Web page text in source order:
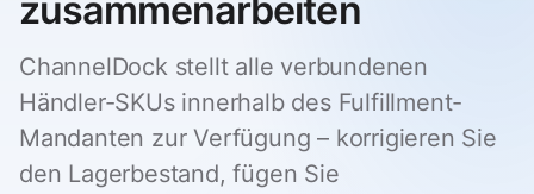
zusammenarbeiten
ChannelDock stellt alle verbundenen
Händler-SKUs innerhalb des Fulfillment-
Mandanten zur Verfügung – korrigieren Sie
den Lagerbestand, fügen Sie